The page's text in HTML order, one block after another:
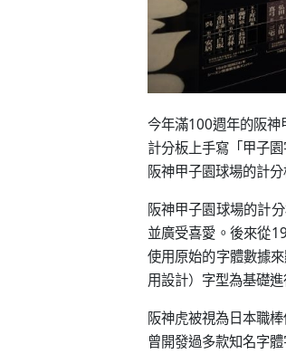
今年滿100週年的阪神
計分板上手寫「甲子
阪神甲子園球場的計分
阪神甲子園球場的計
並廣受喜愛。後來從
使用原始的字體數據
用設計）字型為基礎進
阪神虎被視為日本職
曾開發過多款知名字